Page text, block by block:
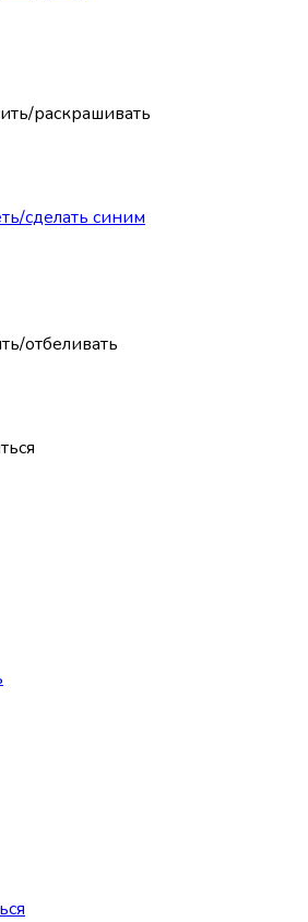
раскрашивать
сделать синим
отбеливать